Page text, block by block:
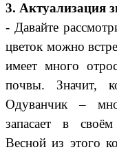
3. Актуализация
- Давайте
цветок можно
имеет много
почвы. Значит,
Одуванчик –
запасает в
Весной из этого